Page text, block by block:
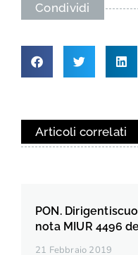
Condividi
Articoli correlati
PON.
nota MIUR 4496
21 Febbraio 2019